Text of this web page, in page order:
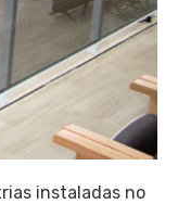
instaladas no